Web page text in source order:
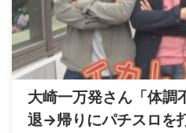
大崎一万発さん「体調
退→帰りにパチスロを